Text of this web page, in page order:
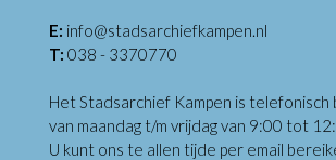
E: info@stadsarchiefkampen.nl
T: 038 - 3370770
Het Stadsarchief Kampen is telefonisch
van maandag t/m vrijdag van 9:00 tot
U kunt ons te allen tijde per email